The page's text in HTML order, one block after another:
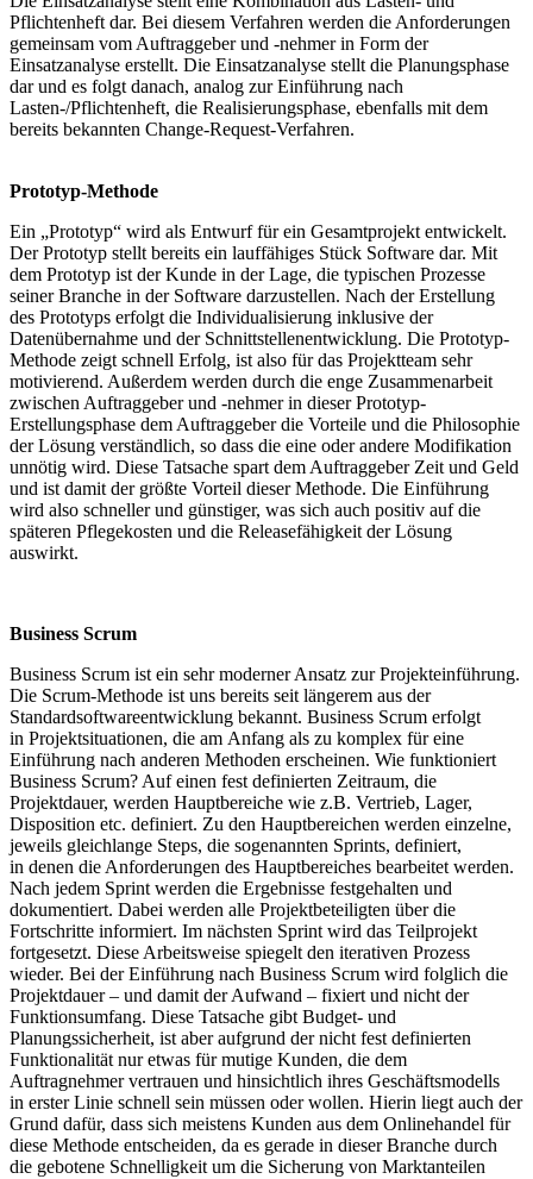
Pflichtenheft dar. Bei diesem Verfahren werden die Anforderungen
gemeinsam vom Auftraggeber und -nehmer in Form der
Einsatzanalyse erstellt. Die Einsatzanalyse stellt die Planungsphase
dar und es folgt danach, analog zur Einführung nach
Lasten-/Pflichtenheft, die Realisierungsphase, ebenfalls mit dem
bereits bekannten Change-Request-Verfahren.
Prototyp-Methode
Ein „Prototyp“ wird als Entwurf für ein Gesamtprojekt entwickelt.
Der Prototyp stellt bereits ein lauffähiges Stück Software dar. Mit
dem Prototyp ist der Kunde in der Lage, die typischen Prozesse
seiner Branche in der Software darzustellen. Nach der Erstellung
des Prototyps erfolgt die Individualisierung inklusive der
Datenübernahme und der Schnittstellenentwicklung. Die Prototyp-
Methode zeigt schnell Erfolg, ist also für das Projektteam sehr
motivierend. Außerdem werden durch die enge Zusammenarbeit
zwischen Auftraggeber und -nehmer in dieser Prototyp-
Erstellungsphase dem Auftraggeber die Vorteile und die Philosophie
der Lösung verständlich, so dass die eine oder andere Modifikation
unnötig wird. Diese Tatsache spart dem Auftraggeber Zeit und Geld
und ist damit der größte Vorteil dieser Methode. Die Einführung
wird also schneller und günstiger, was sich auch positiv auf die
späteren Pflegekosten und die Releasefähigkeit der Lösung
auswirkt.
Business Scrum
Business Scrum ist ein sehr moderner Ansatz zur Projekteinführung.
Die Scrum-Methode ist uns bereits seit längerem aus der
Standardsoftwareentwicklung bekannt. Business Scrum erfolgt
in Projektsituationen, die am Anfang als zu komplex für eine
Einführung nach anderen Methoden erscheinen. Wie funktioniert
Business Scrum? Auf einen fest definierten Zeitraum, die
Projektdauer, werden Hauptbereiche wie z.B. Vertrieb, Lager,
Disposition etc. definiert. Zu den Hauptbereichen werden einzelne,
jeweils gleichlange Steps, die sogenannten Sprints, definiert,
in denen die Anforderungen des Hauptbereiches bearbeitet werden.
Nach jedem Sprint werden die Ergebnisse festgehalten und
dokumentiert. Dabei werden alle Projektbeteiligten über die
Fortschritte informiert. Im nächsten Sprint wird das Teilprojekt
fortgesetzt. Diese Arbeitsweise spiegelt den iterativen Prozess
wieder. Bei der Einführung nach Business Scrum wird folglich die
Projektdauer – und damit der Aufwand – fixiert und nicht der
Funktionsumfang. Diese Tatsache gibt Budget- und
Planungssicherheit, ist aber aufgrund der nicht fest definierten
Funktionalität nur etwas für mutige Kunden, die dem
Auftragnehmer vertrauen und hinsichtlich ihres Geschäftsmodells
in erster Linie schnell sein müssen oder wollen. Hierin liegt auch der
Grund dafür, dass sich meistens Kunden aus dem Onlinehandel für
diese Methode entscheiden, da es gerade in dieser Branche durch
die gebotene Schnelligkeit um die Sicherung von Marktanteilen